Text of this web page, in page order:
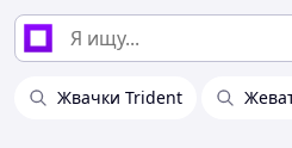
Жвачки Trident